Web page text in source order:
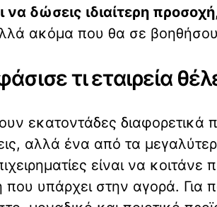
να δώσεις ιδιαίτερη προσοχή
ακόμα που θα σε
τι εταιρεία
εκατοντάδες διαφορετικά
αλλά ένα από τα
είναι να
που υπάρχει στην αγορά. Για